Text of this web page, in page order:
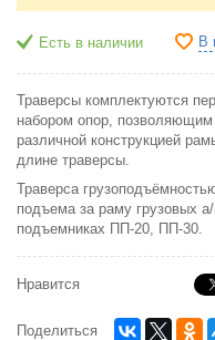
Есть в наличии В
Траверсы комплектуются
набором опор,
различной конструкцией
длине траверсы.
Траверса
подъема за раму грузовых
подъемниках ПП-20, ПП-30.
Нравится
Поделиться